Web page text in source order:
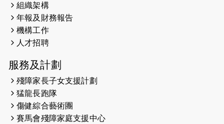
2026-05-22
2026-05-21
2026-05-14
（19:00開始）
2026-05-07
開始）
組織架構
年報及財務報告
機構工作
人才招聘
服務及計劃
殘障家長子女支援計劃
猛龍長跑隊
傷健綜合藝術團
賽馬會殘障家庭支援中心